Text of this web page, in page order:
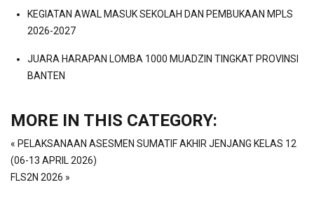
KEGIATAN AWAL MASUK SEKOLAH DAN PEMBUKAAN MPLS
2026-2027
JUARA HARAPAN LOMBA 1000 MUADZIN TINGKAT PROVINSI
BANTEN
MORE IN THIS CATEGORY:
« PELAKSANAAN ASESMEN SUMATIF AKHIR JENJANG KELAS 12
(06-13 APRIL 2026)
FLS2N 2026 »